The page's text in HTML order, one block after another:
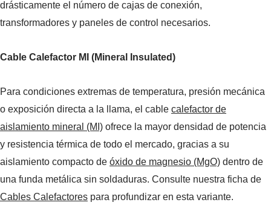
drásticamente el número de cajas de conexión,
transformadores y paneles de control necesarios.
Cable Calefactor MI (Mineral Insulated)
Para condiciones extremas de temperatura, presión mecánica
o exposición directa a la llama, el cable calefactor de
aislamiento mineral (MI) ofrece la mayor densidad de potencia
y resistencia térmica de todo el mercado, gracias a su
aislamiento compacto de óxido de magnesio (MgO) dentro de
una funda metálica sin soldaduras. Consulte nuestra ficha de
Cables Calefactores para profundizar en esta variante.